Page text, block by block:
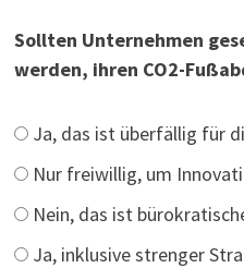
Sollten Unternehmen
werden, ihren CO2-
Ja, das ist überfällig für
Nur freiwillig, um
Nein, das ist
Ja, inklusive strenger